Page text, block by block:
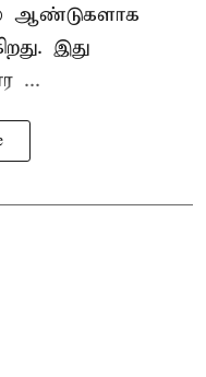
ஆண்டுகளாக
இது
...